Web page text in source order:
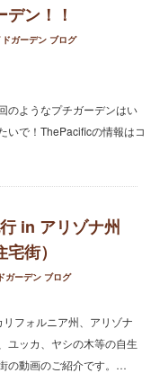
ン！！
ガーデン ブログ
のようなプチガーデンはい
いで！ThePacificの情報はコ
in アリゾナ州
街）
ガーデン ブログ
フォルニア州、アリゾナ
ユッカ、ヤシの木等の自生
の動画のご紹介です。…
リー・植木の販売情報